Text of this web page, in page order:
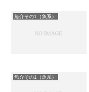
魚介その1（魚系）
魚介その1（魚系）